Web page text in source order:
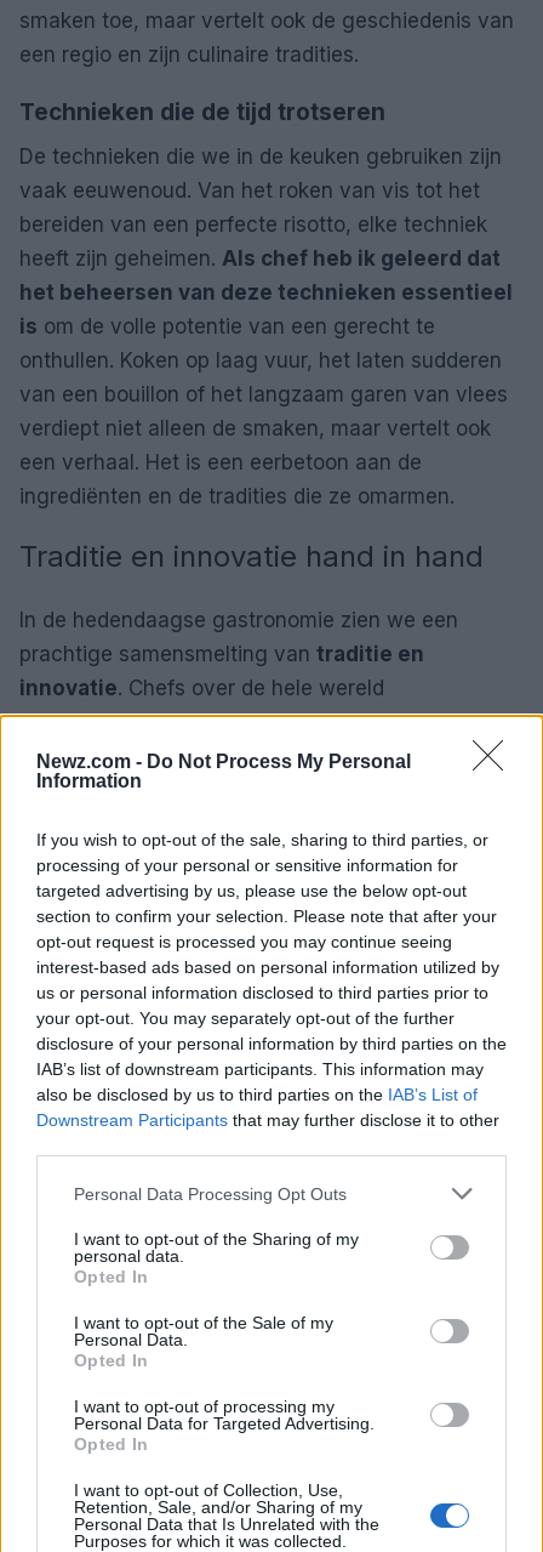
Newz.com - Do Not Process My Personal
Information
If you wish to opt-out of the sale, sharing to third parties, or
processing of your personal or sensitive information for
targeted advertising by us, please use the below opt-out
section to confirm your selection. Please note that after your
opt-out request is processed you may continue seeing
interest-based ads based on personal information utilized by
us or personal information disclosed to third parties prior to
your opt-out. You may separately opt-out of the further
disclosure of your personal information by third parties on the
IAB’s list of downstream participants. This information may
also be disclosed by us to third parties on the IAB’s List of
Downstream Participants that may further disclose it to other
Please note that this website/app uses one or more Google
not limited to your visit or usage behaviour. You may click to
grant or deny consent to Google and its third-party tags to
use your data for below specified purposes in below Google
consent section.
Personal Data Processing Opt Outs
I want to opt-out of the Sharing of my
personal data.
Opted In
I want to opt-out of the Sale of my
Personal Data.
Opted In
I want to opt-out of processing my
Personal Data for Targeted Advertising.
Opted In
I want to opt-out of Collection, Use,
Retention, Sale, and/or Sharing of my
Personal Data that Is Unrelated with the
Purposes for which it was collected.
smaken toe, maar vertelt ook de geschiedenis van
een regio en zijn culinaire tradities.
Technieken die de tijd trotseren
De technieken die we in de keuken gebruiken zijn
vaak eeuwenoud. Van het roken van vis tot het
bereiden van een perfecte risotto, elke techniek
heeft zijn geheimen. Als chef heb ik geleerd dat
het beheersen van deze technieken essentieel
is om de volle potentie van een gerecht te
onthullen. Koken op laag vuur, het laten sudderen
van een bouillon of het langzaam garen van vlees
verdiept niet alleen de smaken, maar vertelt ook
een verhaal. Het is een eerbetoon aan de
ingrediënten en de tradities die ze omarmen.
Traditie en innovatie hand in hand
In de hedendaagse gastronomie zien we een
prachtige samensmelting van traditie en
innovatie. Chefs over de hele wereld
experimenteren met nieuwe technieken en
ingrediënten, maar altijd met respect voor de
tradities die hen hebben gevormd. De opkomst van
terug te keren naar de basis: eerlijke ingrediënten,
een sterke connectie met lokale producenten en
focus op defiliera corta, oftewel de korte keten.
Dit zorgt ervoor dat de smaken puur zijn en de
verhalen authentiek.
denk dan aan de reis die het heeft gemaakt van het
veld naar je bord. Denk aan de smaken, technieken